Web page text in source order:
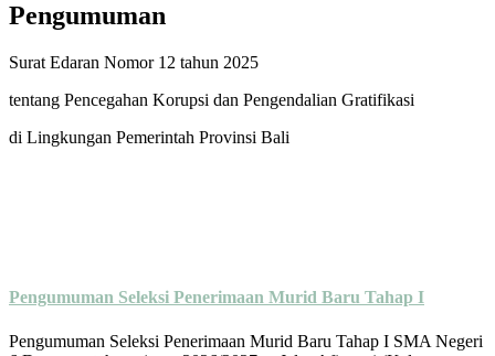
Pengumuman
Surat Edaran Nomor 12 tahun 2025
tentang Pencegahan Korupsi dan Pengendalian Gratifikasi
di Lingkungan Pemerintah Provinsi Bali
Pengumuman Seleksi Penerimaan Murid Baru Tahap I
Pengumuman Seleksi Penerimaan Murid Baru Tahap I SMA Negeri